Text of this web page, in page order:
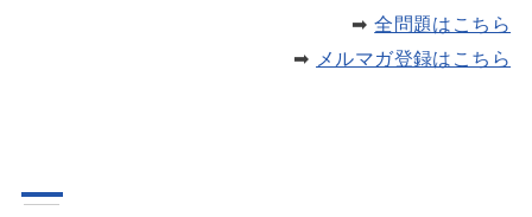
➡全問題はこちら
➡ メルマガ登録はこちら